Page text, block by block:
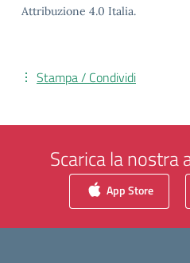
Attribuzione 4.0 Italia.
Stampa / Condividi
Scarica la nostra
App Store